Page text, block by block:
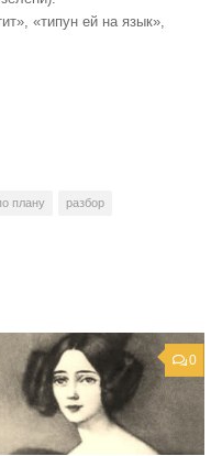
«типун ей на язык»,
плану разбор
0